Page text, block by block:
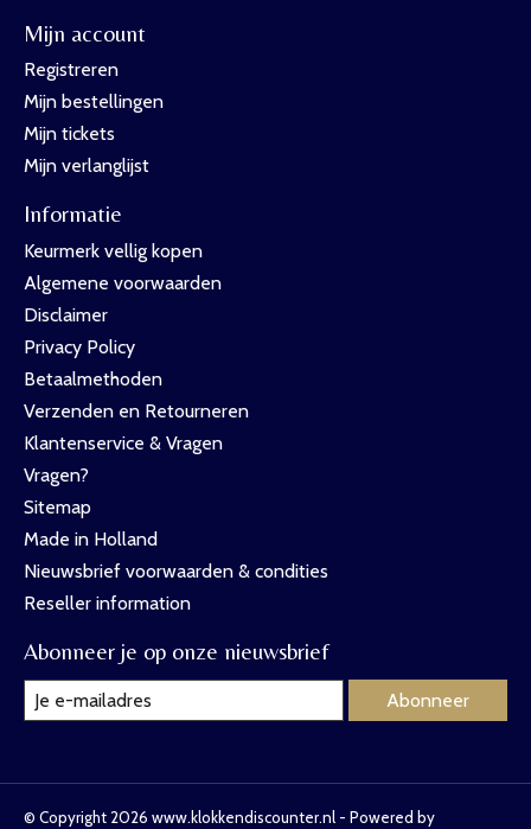
Mijn account
Registreren
Mijn bestellingen
Mijn tickets
Mijn verlanglijst
Informatie
Keurmerk vellig kopen
Algemene voorwaarden
Disclaimer
Privacy Policy
Betaalmethoden
Verzenden en Retourneren
Klantenservice & Vragen
Vragen?
Sitemap
Made in Holland
Nieuwsbrief voorwaarden & condities
Reseller information
Abonneer je op onze nieuwsbrief
Abonneer
© Copyright 2026 www.klokkendiscounter.nl - Powered by